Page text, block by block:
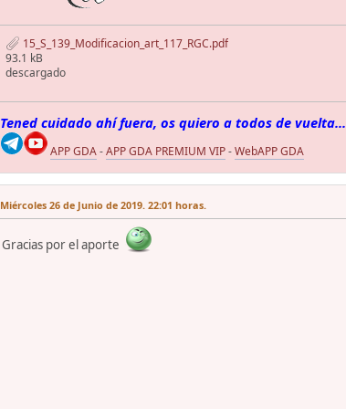
15_S_139_Modificacion_art_117_RGC.pdf
93.1 kB
descargado
Tened cuidado ahí fuera, os quiero a todos de vuelta...
APP GDA-APP GDA PREMIUM VIP-WebAPP GDA
Miércoles 26 de Junio de 2019. 22:01 horas.
Gracias por el aporte